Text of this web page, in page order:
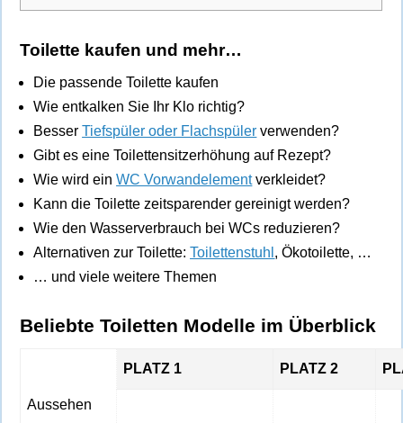
Toilette kaufen und mehr…
Die passende Toilette kaufen
Wie entkalken Sie Ihr Klo richtig?
BesserTiefspüler oder Flachspüler verwenden?
Gibt es eine Toilettensitzerhöhung auf Rezept?
Wie wird einWC Vorwandelementverkleidet?
Kann die Toilette zeitsparender gereinigt werden?
Wie den Wasserverbrauch bei WCs reduzieren?
Alternativen zur Toilette:Toilettenstuhl , Ökotoilette, …
… und viele weitere Themen
Beliebte Toiletten Modelle im Überblick
PLATZ 1 PLATZ 2
Aussehen